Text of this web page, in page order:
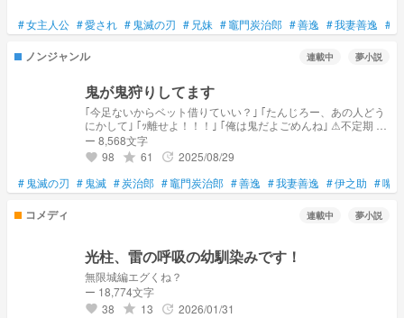
#女主人公 #愛され # 鬼滅の刃 # 兄妹 #竈門炭治郎 #善逸 #我妻善逸 #
ノンジャンル 連載中 夢小説
鬼が鬼狩りしてます
｢今足ないからベット借りていい？｣ ｢たんじろー、あの人どう
にかして｣ ｢ｯ離せよ！！！｣ ｢俺は鬼だよごめんね｣ ⚠︎︎不定期 ⚠︎︎
理解不足 •.¸¸ 🧸交換宣伝お待ちしております🧸•*¨*
ー 8,568文字
favorite 98 grade 61 update 2025/08/29
# 鬼滅の刃 # 鬼滅 #炭治郎 #竈門炭治郎 #善逸 #我妻善逸 #伊之助 #嘴
コメディ 連載中 夢小説
光柱、雷の呼吸の幼馴染みです！
無限城編エグくね？
ー 18,774文字
favorite 38 grade 13 update 2026/01/31